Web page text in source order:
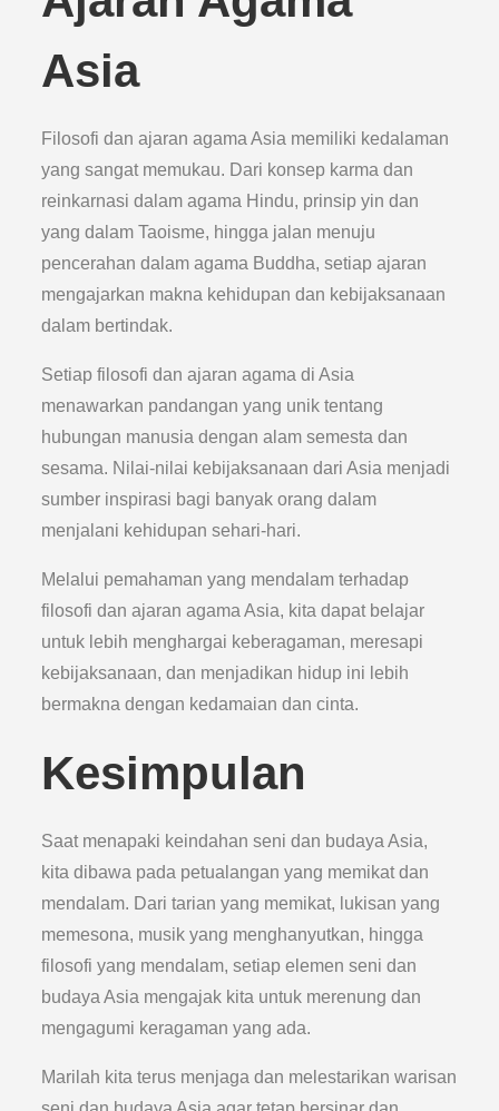
Asia
Filosofi dan ajaran agama Asia memiliki kedalaman
yang sangat memukau. Dari konsep karma dan
reinkarnasi dalam agama Hindu, prinsip yin dan
yang dalam Taoisme, hingga jalan menuju
pencerahan dalam agama Buddha, setiap ajaran
mengajarkan makna kehidupan dan kebijaksanaan
dalam bertindak.
Setiap filosofi dan ajaran agama di Asia
menawarkan pandangan yang unik tentang
hubungan manusia dengan alam semesta dan
sesama. Nilai-nilai kebijaksanaan dari Asia menjadi
sumber inspirasi bagi banyak orang dalam
menjalani kehidupan sehari-hari.
Melalui pemahaman yang mendalam terhadap
filosofi dan ajaran agama Asia, kita dapat belajar
untuk lebih menghargai keberagaman, meresapi
kebijaksanaan, dan menjadikan hidup ini lebih
bermakna dengan kedamaian dan cinta.
Kesimpulan
Saat menapaki keindahan seni dan budaya Asia,
kita dibawa pada petualangan yang memikat dan
mendalam. Dari tarian yang memikat, lukisan yang
memesona, musik yang menghanyutkan, hingga
filosofi yang mendalam, setiap elemen seni dan
budaya Asia mengajak kita untuk merenung dan
mengagumi keragaman yang ada.
Marilah kita terus menjaga dan melestarikan warisan